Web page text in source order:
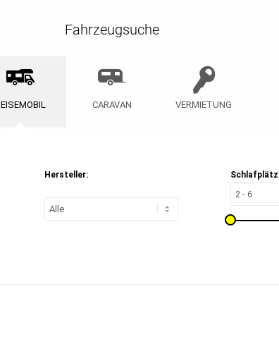
Fahrzeugsuche
CARAVAN VERMIETUNG
Hersteller: